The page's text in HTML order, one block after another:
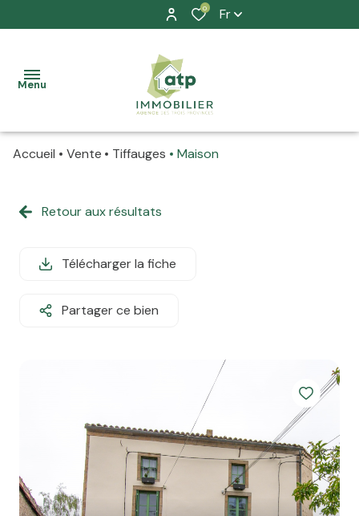
0 Fr
Menu
nos
à la
location
allure
Accueil Vente Tiffauges Maison
Retour aux résultats
Télécharger la fiche
Partager ce bien